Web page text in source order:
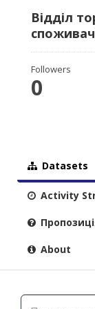
Відділ
Followers
0
Datasets
Activity
About